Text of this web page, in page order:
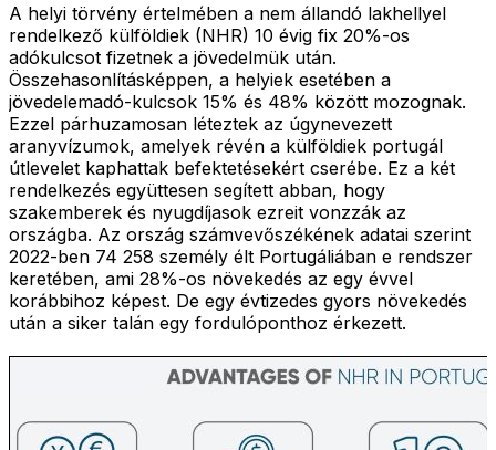
A helyi törvény értelmében a nem állandó lakhellyel
rendelkező külföldiek (NHR) 10 évig fix 20%-os
adókulcsot fizetnek a jövedelmük után.
Összehasonlításképpen, a helyiek esetében a
jövedelemadó-kulcsok 15% és 48% között mozognak.
Ezzel párhuzamosan léteztek az úgynevezett
aranyvízumok, amelyek révén a külföldiek portugál
útlevelet kaphattak befektetésekért cserébe. Ez a két
rendelkezés együttesen segített abban, hogy
szakemberek és nyugdíjasok ezreit vonzzák az
országba. Az ország számvevőszékének adatai szerint
2022-ben 74 258 személy élt Portugáliában e rendszer
keretében, ami 28%-os növekedés az egy évvel
korábbihoz képest. De egy évtizedes gyors növekedés
után a siker talán egy fordulóponthoz érkezett.